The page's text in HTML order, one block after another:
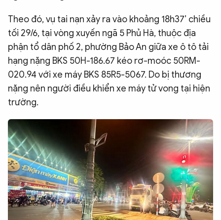
BẠN ĐỌC & CAND
ĐA PHƯƠNG TIỆN
eMagazine
Podcast
Infographic
Chuyên trangAn ninh thế giớiVăn nghệ Công an
Chuyên đề
Theo đó, vụ tai nạn xảy ra vào khoảng 18h37’ chiều
tối 29/6, tại vòng xuyến ngã 5 Phủ Hà, thuộc địa
phận tổ dân phố 2, phường Bảo An giữa xe ô tô tải
hạng nặng BKS 50H-186.67 kéo rơ-moóc 50RM-
020.94 với xe máy BKS 85R5-5067. Do bị thương
nặng nên người điều khiển xe máy tử vong tại hiện
trường.